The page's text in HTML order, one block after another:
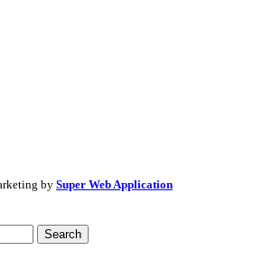
by Super Web Application
Search